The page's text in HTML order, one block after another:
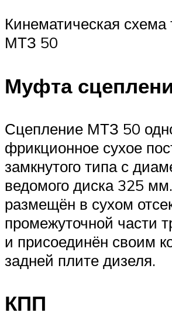
Кинематическая схема
МТЗ 50
Муфта
Сцепление МТЗ 50
фрикционное сухое
замкнутого типа с
ведомого диска 325
размещён в сухом
промежуточной части
и присоединён своим
задней плите дизеля.
КПП